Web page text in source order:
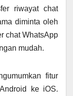
riwayat chat
diminta oleh
chat WhatsApp
mudah.
fitur
ke iOS.